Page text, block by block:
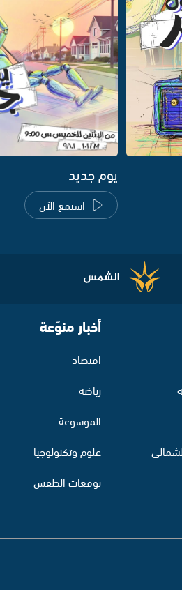
يوم جديد
استمع الآن
أخبار منوّعة
اقتصاد
رياضة
الموسوعة
علوم وتكنولوجيا
توقعات الطقس